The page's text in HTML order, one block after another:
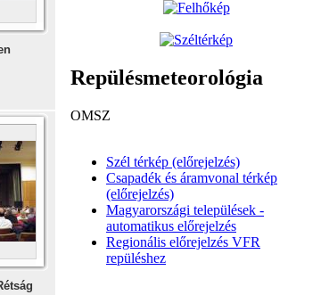
Repülésmeteorológia
OMSZ
Szél térkép (előrejelzés)
Csapadék és áramvonal térkép
(előrejelzés)
Magyarországi települések -
automatikus előrejelzés
Regionális előrejelzés VFR
repüléshez